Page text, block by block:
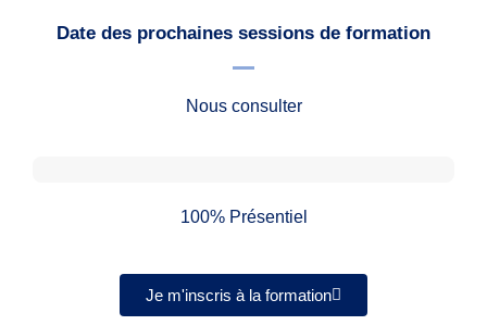
Date des prochaines sessions de formation
Nous consulter
100% Présentiel
Je m'inscris à la formation